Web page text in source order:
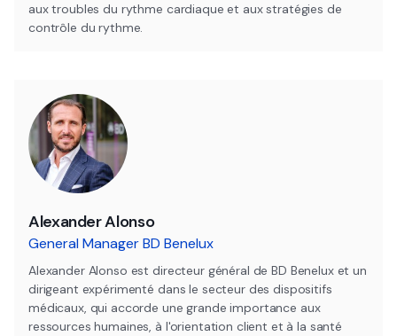
aux troubles du rythme cardiaque et aux stratégies de
contrôle du rythme.
Alexander Alonso
General Manager BD Benelux
Alexander Alonso est directeur général de BD Benelux et un
dirigeant expérimenté dans le secteur des dispositifs
médicaux, qui accorde une grande importance aux
ressources humaines, à l'orientation client et à la santé